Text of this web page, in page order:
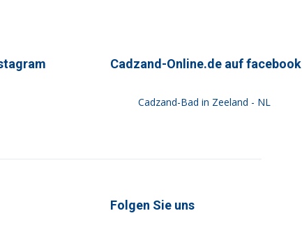
Cadzand-Online.de auf facebook
Cadzand-Bad in Zeeland - NL
Folgen Sie uns